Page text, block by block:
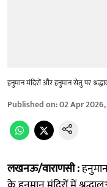
हनुमान मंदिरों और हनुमान सेतु पर
Published on:02 Apr
लखनऊ/वाराणसी :